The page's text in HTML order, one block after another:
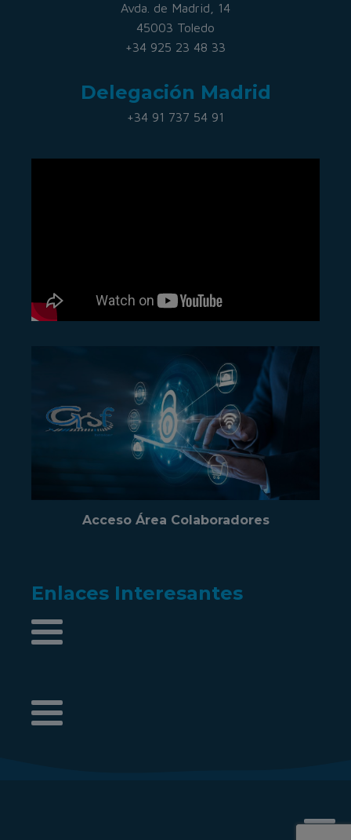
Avda. de Madrid, 14
45003 Toledo
+34 925 23 48 33
Delegación Madrid
+34 91 737 54 91
Acceso Área Colaboradores
Enlaces Interesantes